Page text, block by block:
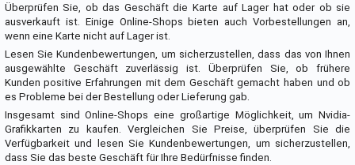
Überprüfen Sie, ob das Geschäft die Karte auf Lager hat oder ob sie
ausverkauft ist. Einige Online-Shops bieten auch Vorbestellungen an,
wenn eine Karte nicht auf Lager ist.
Lesen Sie Kundenbewertungen, um sicherzustellen, dass das von Ihnen
ausgewählte Geschäft zuverlässig ist. Überprüfen Sie, ob frühere
Kunden positive Erfahrungen mit dem Geschäft gemacht haben und ob
es Probleme bei der Bestellung oder Lieferung gab.
Insgesamt sind Online-Shops eine großartige Möglichkeit, um Nvidia-
Grafikkarten zu kaufen. Vergleichen Sie Preise, überprüfen Sie die
Verfügbarkeit und lesen Sie Kundenbewertungen, um sicherzustellen,
dass Sie das beste Geschäft für Ihre Bedürfnisse finden.